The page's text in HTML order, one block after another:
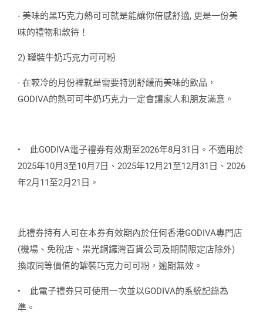
- 美味的黑巧克力熱可可就是能讓你倍感舒適, 更是一份美
味的禮物和款待！
2) 罐裝牛奶巧克力可可粉
- 在較冷的月份裡就是需要特別舒緩而美味的飲品，
GODIVA的熱可可牛奶巧克力一定會讓家人和朋友滿意。
•
此GODIVA電子禮券有效期至2026年8月31日。不適用於
2025年10月3至10月7日、2025年12月21至12月31日、2026
年2月11至2月21日。
此禮券持有人可在本券有效期內於任何香港GODIVA專門店
(機場、免稅店、祟光銅鑼灣百貨公司及期間限定店除外)
換取同等價值的罐裝巧克力可可粉，逾期無效。
•
此電子禮券只可使用一次並以GODIVA的系統記錄為
準。